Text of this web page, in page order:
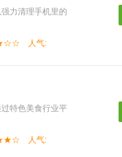
力清理手机里的
人气:
特色美食行业平
人气: